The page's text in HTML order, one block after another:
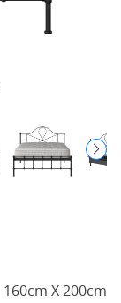
160cm X 200cm